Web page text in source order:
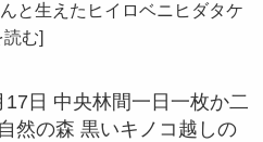
と生えたヒイロベニヒダタケ
む]
17日 中央林間一日一枚か二
然の森 黒いキノコ越しの